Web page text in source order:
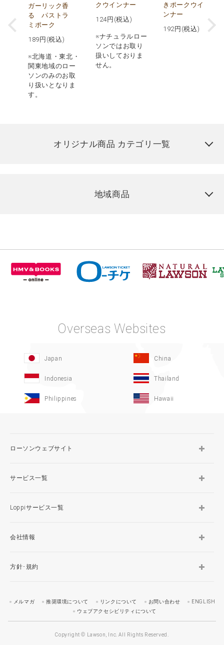
ガーリック香
る パストラ
ミポーク
189 円(税込)
※北海道・東北・
関東地域のロー
ソンのみのお取
り扱いとなりま
す。
クウインナー
124円(税込)
※ナチュラルロー
ソンではお取り
扱いしておりま
せん。
きポークウイ
ンナー
192円(税込)
オリジナル商品 カテゴリ一覧
地域商品
Overseas Websites
Japan China
Indonesia Thailand
Philippines Hawaii
ローソンウェブサイト
サービス一覧
Loppiサービス一覧
会社情報
方針･規約
メルマガ 推奨環境について リンクについて お問い合わせ
ENGLISH
ウェブアクセシビリティについて
Copyright © Lawson, Inc. All Rights Reserved.